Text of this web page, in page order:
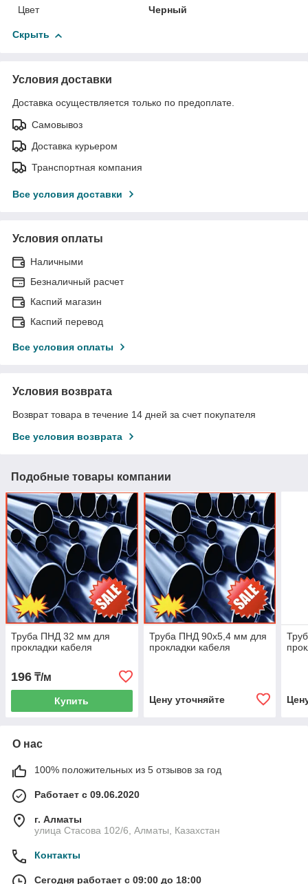
Цвет
Черный
Скрыть
Условия доставки
Доставка осуществляется только по предоплате.
Самовывоз
Доставка курьером
Транспортная компания
Все условия доставки
Условия оплаты
Наличными
Безналичный расчет
Каспий магазин
Каспий перевод
Все условия оплаты
Условия возврата
Возврат товара в течение 14 дней за счет покупателя
Все условия возврата
Подобные товары компании
Труба ПНД 32 мм для
прокладки кабеля
196 ₸/м
Купить
Труба ПНД 90х5,4 мм для
прокладки кабеля
Цену уточняйте
О нас
100% положительных из 5 отзывов за год
Работает с 09.06.2020
г. Алматы
улица Стасова 102/6, Алматы, Казахстан
Контакты
Сегодня работает с 09:00 до 18:00